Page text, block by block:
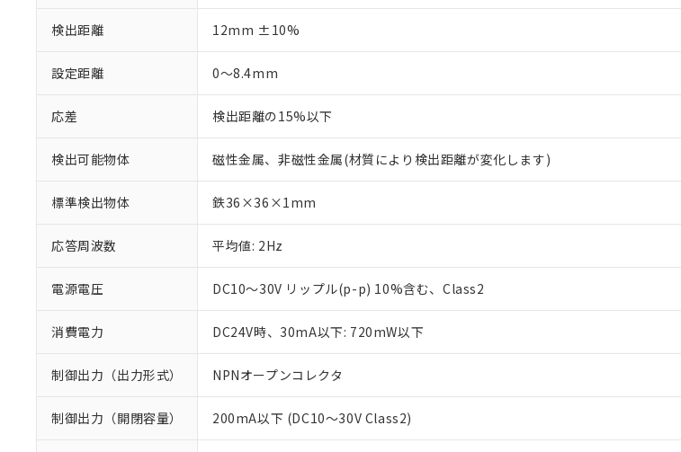
検出距離 12mm ±10%
設定距離 0～8.4mm
応差 検出距離の15%以下
検出可能物体 磁性金属、非磁性金属(材質により検出距離が変化します)
標準検出物体 鉄36×36×1mm
応答周波数 平均値: 2Hz
電源電圧 DC10～30V リップル(p-p) 10%含む、Class2
消費電力 DC24V時、30mA以下: 720mW以下
制御出力（出力形式） NPNオープンコレクタ
制御出力（開閉容量） 200mA以下 (DC10～30V Class2)
※1 対応状況